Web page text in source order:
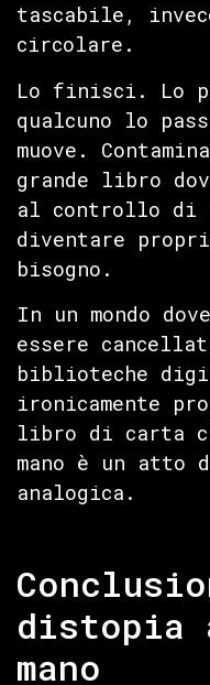
tascabile,
circolare.
Lo finisci. Lo
qualcuno lo
muove.
grande libro
al controllo di
diventare
bisogno.
In un mondo
essere
biblioteche
ironicamente
libro di carta
mano è un atto
analogica.
distopia
mano